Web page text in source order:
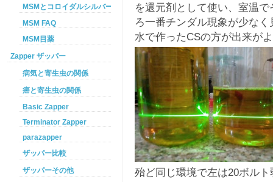
を還元剤として使い、室温
ろ一番チンダル現象が少な
水で作ったCSの方が出来が
殆ど同じ環境で左は20ボル
MSMとコロイダルシルバーを使った癌プロトコル
MSM FAQ
MSM目薬
Zapper ザッパー
病気と寄生虫の関係
癌と寄生虫の関係
Basic Zapper
Terminator Zapper
parazapper
ザッパー比較
ザッパーその他